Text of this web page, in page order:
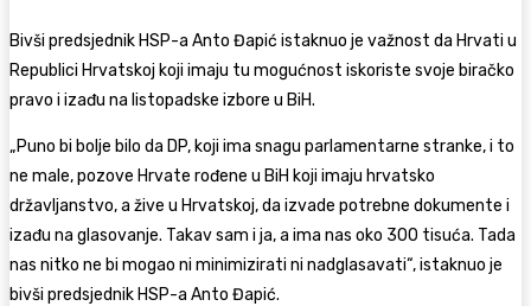
Bivši predsjednik HSP-a Anto Đapić istaknuo je važnost da Hrvati u
Republici Hrvatskoj koji imaju tu mogućnost iskoriste svoje biračko
pravo i izađu na listopadske izbore u BiH.
„Puno bi bolje bilo da DP, koji ima snagu parlamentarne stranke, i to
ne male, pozove Hrvate rođene u BiH koji imaju hrvatsko
državljanstvo, a žive u Hrvatskoj, da izvade potrebne dokumente i
izađu na glasovanje. Takav sam i ja, a ima nas oko 300 tisuća. Tada
nas nitko ne bi mogao ni minimizirati ni nadglasavati“, istaknuo je
bivši predsjednik HSP-a Anto Đapić.